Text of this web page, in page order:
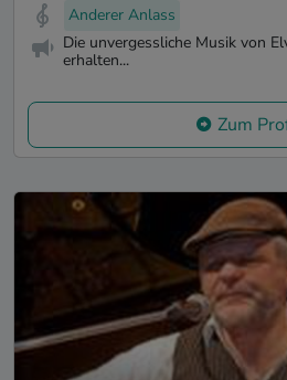
Anderer Anlass
Die unvergessliche Musik von
erhalten...
Zum